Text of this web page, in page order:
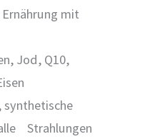
mit
Jod, Q10,
Strahlungen